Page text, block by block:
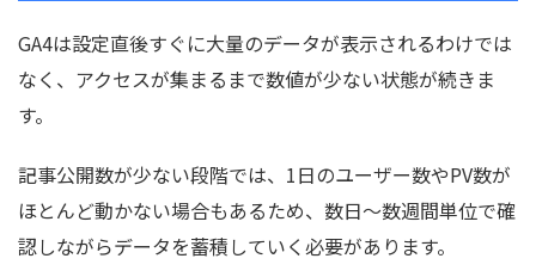
GA4は設定直後すぐに大量のデータが表示されるわけでは
なく、アクセスが集まるまで数値が少ない状態が続きま
す。
記事公開数が少ない段階では、1日のユーザー数やPV数が
ほとんど動かない場合もあるため、数日〜数週間単位で確
認しながらデータを蓄積していく必要があります。